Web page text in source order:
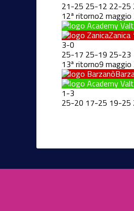
21-25 25-12 22-25
12ª ritorno2
Zanica
3-0
25-17 25-19 25-23
13ª ritorno9 maggio
1-3
25-20 17-25 19-25